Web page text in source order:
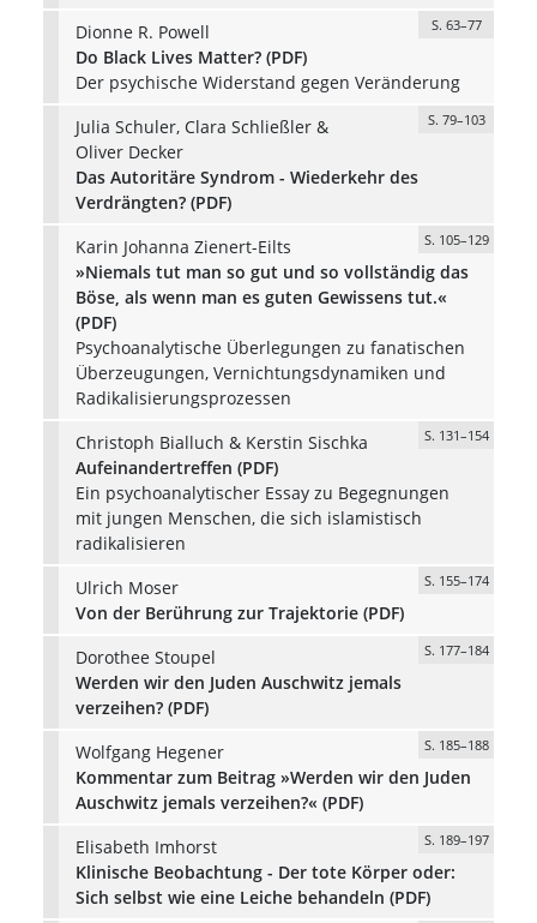
Dionne R. Powell
S. 63–77
Do Black Lives Matter? (PDF)
Der psychische Widerstand gegen Veränderung
Julia Schuler, Clara Schließler &
Oliver Decker
S. 79–103
Das Autoritäre Syndrom - Wiederkehr des
Verdrängten? (PDF)
Karin Johanna Zienert-Eilts
S. 105–129
»Niemals tut man so gut und so vollständig das
Böse, als wenn man es guten Gewissens tut.«
(PDF)
Psychoanalytische Überlegungen zu fanatischen
Überzeugungen, Vernichtungsdynamiken und
Radikalisierungsprozessen
Christoph Bialluch & Kerstin Sischka
S. 131–154
Aufeinandertreffen (PDF)
Ein psychoanalytischer Essay zu Begegnungen
mit jungen Menschen, die sich islamistisch
radikalisieren
Ulrich Moser
S. 155–174
Von der Berührung zur Trajektorie (PDF)
Dorothee Stoupel
S. 177–184
Werden wir den Juden Auschwitz jemals
verzeihen? (PDF)
Wolfgang Hegener
S. 185–188
Kommentar zum Beitrag »Werden wir den Juden
Auschwitz jemals verzeihen?« (PDF)
Elisabeth Imhorst
S. 189–197
Klinische Beobachtung - Der tote Körper oder:
Sich selbst wie eine Leiche behandeln (PDF)